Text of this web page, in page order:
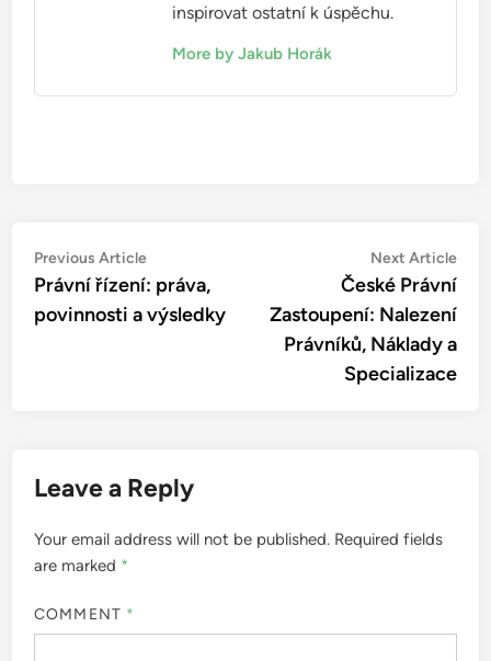
inspirovat ostatní k úspěchu.
More by Jakub Horák
Post
navigation
Previous ArticlePrevious
article:
Právní řízení: práva,
povinnosti a výsledky
Next Article
České Právní
Zastoupení: Nalezení
Právníků, Náklady a
Specializace
Leave a Reply
Your email address will not be published. Required fields
are marked *
COMMENT *